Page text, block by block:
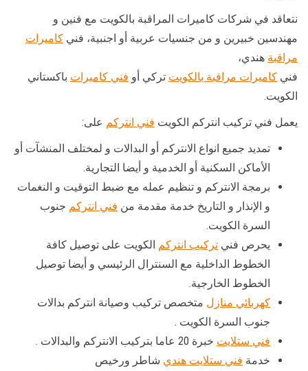
نتعاقد في شركات كاميرات المراقبة بالكويت مع فنين و
مهندسين خبيرين و من جنسيات عربية أو اجنبية، فني كاميرات
مراقبة هندي،
فني كاميرات مراقبة بالكويت تركي أو فني كاميرات باكستاني
الكويت.
يعمل فني تركيب انتركم الكويت فني انتركم على:
تمديد جميع انواع الانتركم أو البدالات و لمختلف المنشآت أو
الأماكن السكنية أو الخدمية و أيضا التجارية.
برمجة الانتركم و تنظيم عمله مع ضبط التوقيت و النغمات
و الإنذار و التاريخ خدمة مقدمة من فني انتركم جنوب
السرة الكويت.
يحرص فني تركيب انتركم الكويت على توصيل كافة
الخطوط الداخلية مع السنترال الرئيسي و أيضا توصيل
الخطوط الخارجية.
كهربائي منازل متخصص تركيب وصيانة انتركم بدالات
جنوب السرة الكويت .
فني ستلايت خبرة 20 عاما بتركيب الانتركم والبدالات .
خدمة فني ستلايت هندي شاطر ورخيص